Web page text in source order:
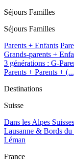
Séjours Familles
Séjours Familles
Parents + Enfants
Grands-parents +
3 générations : G-
Parents + Parents +
Destinations
Suisse
Dans les Alpes Suisses
Lausanne & Bords du
Léman
France